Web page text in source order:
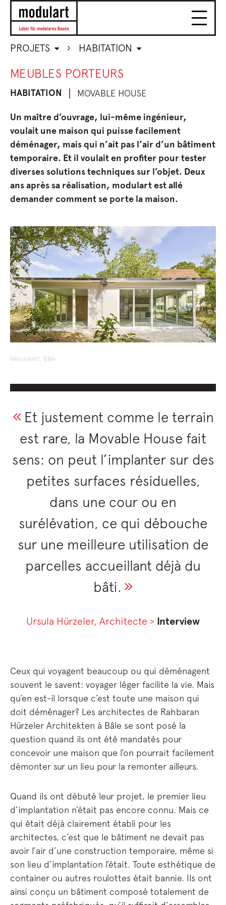
PROJETS HABITATION
MEUBLES PORTEURS
HABITATION MOVABLE HOUSE
Un maître d’ouvrage, lui-même ingénieur,
voulait une maison qui puisse facilement
déménager, mais qui n’ait pas l’air d’un bâtiment
temporaire. Et il voulait en profiter pour tester
diverses solutions techniques sur l’objet. Deux
ans après sa réalisation, modulart est allé
demander comment se porte la maison.
Weisswert, Bâle
Et justement comme le terrain
est rare, la Movable House fait
sens: on peut l’implanter sur des
petites surfaces résiduelles,
dans une cour ou en
surélévation, ce qui débouche
sur une meilleure utilisation de
parcelles accueillant déjà du
bâti.
Ursula Hürzeler, Architecte > Interview
Ceux qui voyagent beaucoup ou qui déménagent
souvent le savent: voyager léger facilite la vie. Mais
qu’en est-il lorsque c’est toute une maison qui
doit déménager? Les architectes de Rahbaran
Hürzeler Architekten à Bâle se sont posé la
question quand ils ont été mandatés pour
concevoir une maison que l’on pourrait facilement
démonter sur un lieu pour la remonter ailleurs.
Quand ils ont débuté leur projet, le premier lieu
d’implantation n’était pas encore connu. Mais ce
qui était déjà clairement établi pour les
architectes, c’est que le bâtiment ne devait pas
avoir l’air d’une construction temporaire, même si
son lieu d’implantation l’était. Toute esthétique de
container ou autres roulottes était bannie. Ils ont
ainsi conçu un bâtiment composé totalement de